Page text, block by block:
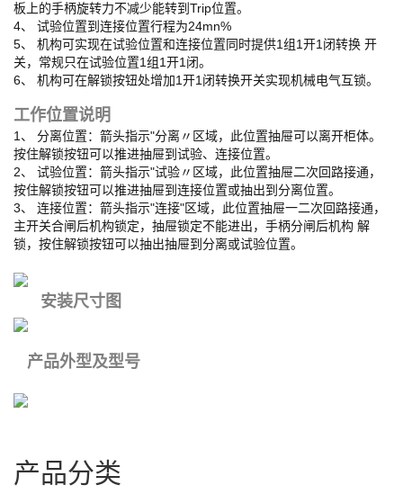
板上的手柄旋转力不减少能转到Trip位置。
4、 试验位置到连接位置行程为24mn%
5、 机构可实现在试验位置和连接位置同时提供1组1开1闭转换 开
关，常规只在试验位置1组1开1闭。
6、 机构可在解锁按钮处增加1开1闭转换开关实现机械电气互锁。
工作位置说明
1、 分离位置：箭头指示"分离〃区域，此位置抽屉可以离开柜体。
按住解锁按钮可以推进抽屉到试验、连接位置。
2、 试验位置：箭头指示"试验〃区域，此位置抽屉二次回路接通，
按住解锁按钮可以推进抽屉到连接位置或抽出到分离位置。
3、 连接位置：箭头指示"连接"区域，此位置抽屉一二次回路接通，
主开关合闸后机构锁定，抽屉锁定不能进出，手柄分闸后机构 解
锁，按住解锁按钮可以抽出抽屉到分离或试验位置。
安装尺寸图
产品外型及型号
产品分类